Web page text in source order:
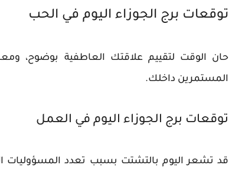
توقعات برج الجوزاء اليوم في الحب
حان الوقت لتقييم علاقتك العاطفية بوضوح،
المستمرين داخلك.
توقعات برج الجوزاء اليوم في العمل
قد تشعر اليوم بالتشتت بسبب تعدد المسؤوليات